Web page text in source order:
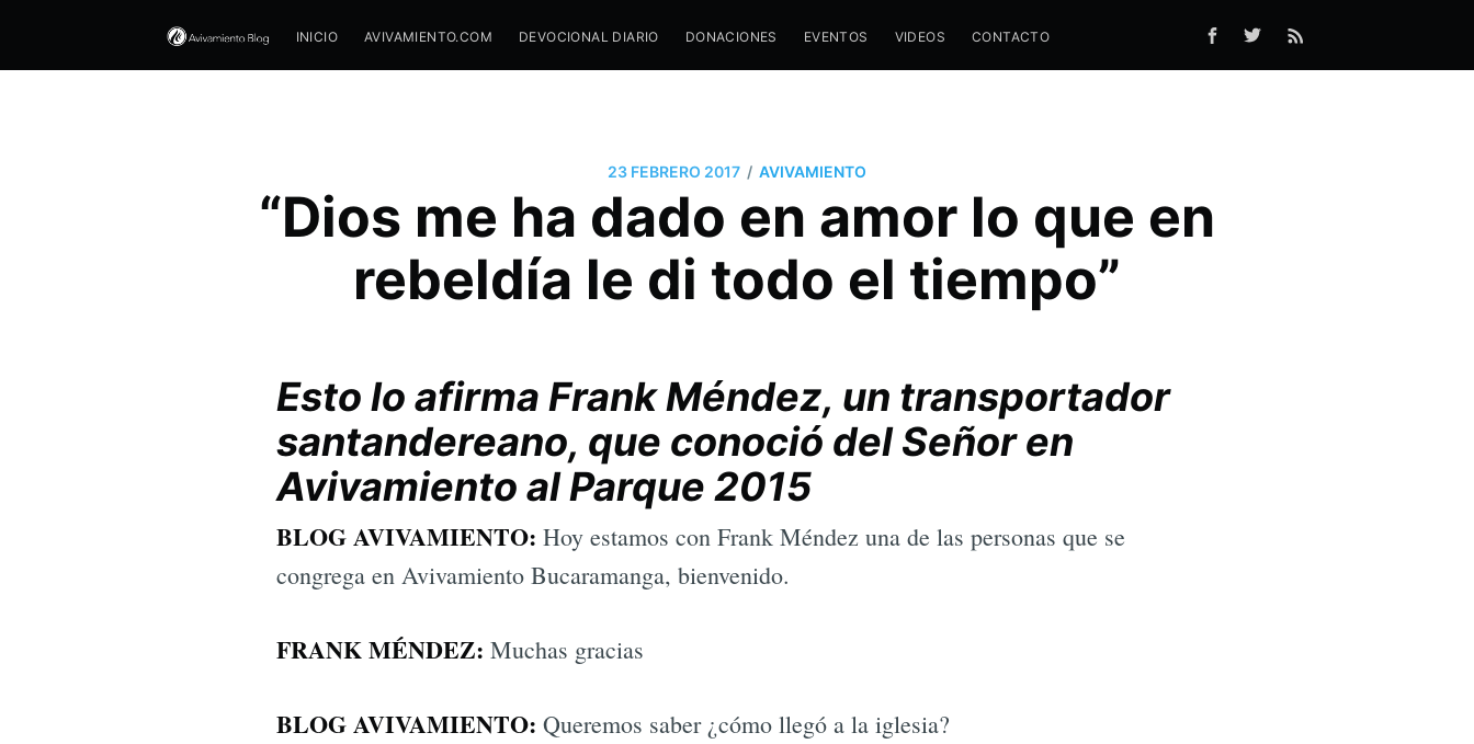
INICIO AVIVAMIENTO.COM DEVOCIONAL DIARIO DONACIONES EVENTOS VIDEOS CONTACTO
23 FEBRERO 2017 / AVIVAMIENTO
“Dios me ha dado en amor lo que en
rebeldía le di todo el tiempo”
Esto lo afirma Frank Méndez, un transportador
santandereano, que conoció del Señor en
Avivamiento al Parque 2015
BLOG AVIVAMIENTO: Hoy estamos con Frank Méndez una de las personas que se
congrega en Avivamiento Bucaramanga, bienvenido.
FRANK MÉNDEZ: Muchas gracias
BLOG AVIVAMIENTO: Queremos saber ¿cómo llegó a la iglesia?